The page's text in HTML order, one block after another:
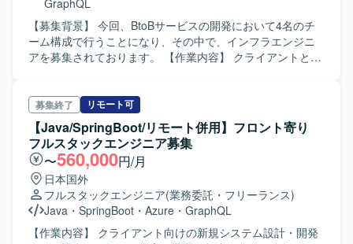
ます。
GraphQL
【募集背景】 今回、BtoBサービスの開発において4名のチ
ーム構成で行うことになり、その中で、インフラエンジニ
アを募集されております。 【作業内容】 クライアントとの
いる部門にてインフラエンジニアとして参画していただき
ます。主な業務内容として、AIを用いた営業職向けの2つの
サービスの機能開発として、クラウドインフラ環境の構
築・運用やCI/CDパイプラインの整備、監視・ログ管理シス
テムの構築、パフォーマンス監視・改善に携わっていただ
きます。 【ポジションの魅力】 AIを活用したリサーチソリ
ューションの運用に携われるため、LLMの実践的な知識と
ノウハウを習得することができます。現場は非常にフラン
クでコミュニケーションを取って協力しあいながら、開発
募集終了 リモート可
【Java/SpringBoot/リモート併用】フロント寄り
フルスタックエンジニア募集
〜560,000円/月
日本国外
フルスタックエンジニア(業務委託・フリーランス)
Java ・ SpringBoot ・ Azure ・ GraphQL
【作業内容】 クライアント向けの新規システム設計・開発